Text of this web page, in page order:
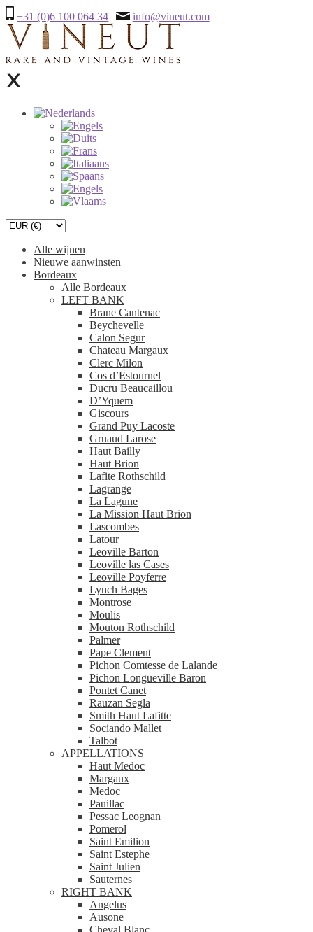
+31 (0)6 100 064 34 | info@vineut.com
Alle wijnen
Nieuwe aanwinsten
Bordeaux
Alle Bordeaux
LEFT BANK
Brane Cantenac
Beychevelle
Calon Segur
Chateau Margaux
Clerc Milon
Cos d’Estournel
Ducru Beaucaillou
D’Yquem
Giscours
Grand Puy Lacoste
Gruaud Larose
Haut Bailly
Haut Brion
Lafite Rothschild
Lagrange
La Lagune
La Mission Haut Brion
Lascombes
Latour
Leoville Barton
Leoville las Cases
Leoville Poyferre
Lynch Bages
Montrose
Moulis
Mouton Rothschild
Palmer
Pape Clement
Pichon Comtesse de Lalande
Pichon Longueville Baron
Pontet Canet
Rauzan Segla
Smith Haut Lafitte
Sociando Mallet
Talbot
APPELLATIONS
Haut Medoc
Margaux
Medoc
Pauillac
Pessac Leognan
Pomerol
Saint Emilion
Saint Estephe
Saint Julien
Sauternes
RIGHT BANK
Angelus
Ausone
Cheval Blanc